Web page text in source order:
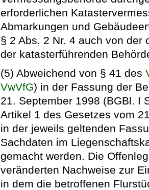
erforderlichen
Abmarkungen und
§ 2 Abs. 2 Nr. 4 auch von der
der katasterführenden
(5) Abweichend von § 41 des
VwVfG) in der Fassung der
21. September 1998 (BGBl. I
Artikel 1 des Gesetzes vom
in der jeweils geltenden
Sachdaten im
gemacht werden. Die
veränderten Nachweise zur
in dem die betroffenen